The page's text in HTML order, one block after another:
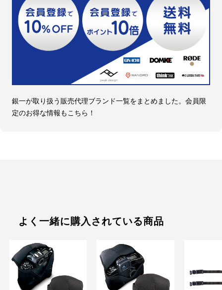
銀一が取り扱う販売代理ブランド一覧をまとめました。会員限
定のお得な情報もこちら！
よく一緒に購入されている商品